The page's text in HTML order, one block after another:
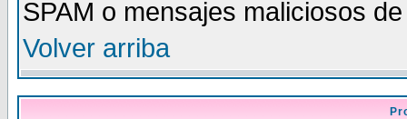
SPAM o mensajes maliciosos
Volver arriba